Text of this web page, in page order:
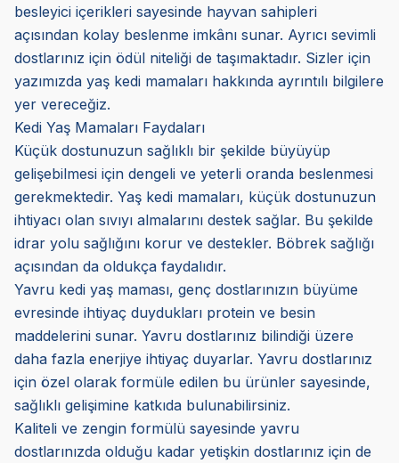
besleyici içerikleri sayesinde hayvan sahipleri
açısından kolay beslenme imkânı sunar. Ayrıcı sevimli
dostlarınız için ödül niteliği de taşımaktadır. Sizler için
yazımızda yaş kedi mamaları hakkında ayrıntılı bilgilere
yer vereceğiz.
Kedi Yaş Mamaları Faydaları
Küçük dostunuzun sağlıklı bir şekilde büyüyüp
gelişebilmesi için dengeli ve yeterli oranda beslenmesi
gerekmektedir. Yaş kedi mamaları, küçük dostunuzun
ihtiyacı olan sıvıyı almalarını destek sağlar. Bu şekilde
idrar yolu sağlığını korur ve destekler. Böbrek sağlığı
açısından da oldukça faydalıdır.
Yavru kedi yaş maması, genç dostlarınızın büyüme
evresinde ihtiyaç duydukları protein ve besin
maddelerini sunar. Yavru dostlarınız bilindiği üzere
daha fazla enerjiye ihtiyaç duyarlar. Yavru dostlarınız
için özel olarak formüle edilen bu ürünler sayesinde,
sağlıklı gelişimine katkıda bulunabilirsiniz.
Kaliteli ve zengin formülü sayesinde yavru
dostlarınızda olduğu kadar yetişkin dostlarınız için de